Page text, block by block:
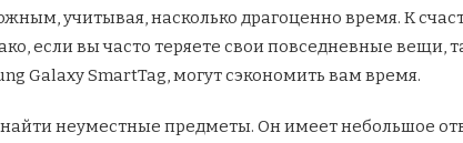
учитывая, насколько драгоценно время. К
если вы часто теряете свои повседневные вещи,
Galaxy SmartTag, могут сэкономить вам время.
неуместные предметы. Он имеет небольшое